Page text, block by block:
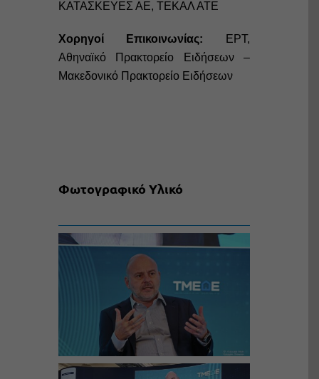
ΚΑΤΑΣΚΕΥΕΣ ΑΕ, ΤΕΚΑΛ ΑΤΕ
Χορηγοί Επικοινωνίας: ΕΡΤ,
Αθηναϊκό Πρακτορείο Ειδήσεων –
Μακεδονικό Πρακτορείο Ειδήσεων
Φωτογραφικό Υλικό